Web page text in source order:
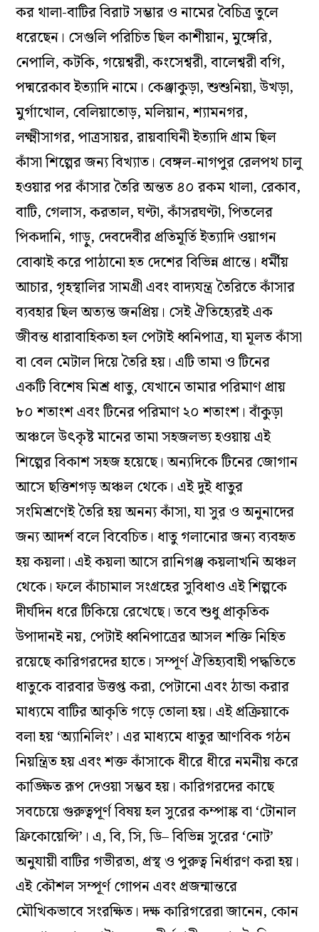
কর থালা-বাটির বিরাট সম্ভার ও নামের বৈচিত্র তুলে
ধরেছেন। সেগুলি পরিচিত ছিল কাশীয়ান, মুঙ্গেরি,
নেপালি, কটকি, গয়েশ্বরী, কংসেশ্বরী, বালেশ্বরী বগি,
পদ্মরেকাব ইত্যাদি নামে। কেঞ্জাকুড়া, শুশুনিয়া, উখড়া,
মুর্গাখোল, বেলিয়াতোড়, মলিয়ান, শ্যামনগর,
লক্ষ্মীসাগর, পাত্রসায়র, রায়বাঘিনী ইত্যাদি গ্রাম ছিল
কাঁসা শিল্পের জন্য বিখ্যাত। বেঙ্গল-নাগপুর রেলপথ চালু
হওয়ার পর কাঁসার তৈরি অন্তত ৪০ রকম থালা, রেকাব,
বাটি, গেলাস, করতাল, ঘণ্টা, কাঁসরঘণ্টা, পিতলের
পিকদানি, গাড়ু, দেবদেবীর প্রতিমূর্তি ইত্যাদি ওয়াগন
বোঝাই করে পাঠানো হত দেশের বিভিন্ন প্রান্তে। ধর্মীয়
আচার, গৃহস্থালির সামগ্রী এবং বাদ্যযন্ত্র তৈরিতে কাঁসার
ব্যবহার ছিল অত্যন্ত জনপ্রিয়। সেই ঐতিহ্যেরই এক
জীবন্ত ধারাবাহিকতা হল পেটাই ধ্বনিপাত্র, যা মূলত কাঁসা
বা বেল মেটাল দিয়ে তৈরি হয়। এটি তামা ও টিনের
একটি বিশেষ মিশ্র ধাতু, যেখানে তামার পরিমাণ প্রায়
৮০ শতাংশ এবং টিনের পরিমাণ ২০ শতাংশ। বাঁকুড়া
অঞ্চলে উৎকৃষ্ট মানের তামা সহজলভ্য হওয়ায় এই
শিল্পের বিকাশ সহজ হয়েছে। অন্যদিকে টিনের জোগান
আসে ছত্তিশগড় অঞ্চল থেকে। এই দুই ধাতুর
সংমিশ্রণেই তৈরি হয় অনন্য কাঁসা, যা সুর ও অনুনাদের
জন্য আদর্শ বলে বিবেচিত। ধাতু গলানোর জন্য ব্যবহৃত
হয় কয়লা। এই কয়লা আসে রানিগঞ্জ কয়লাখনি অঞ্চল
থেকে। ফলে কাঁচামাল সংগ্রহের সুবিধাও এই শিল্পকে
দীর্ঘদিন ধরে টিকিয়ে রেখেছে। তবে শুধু প্রাকৃতিক
উপাদানই নয়, পেটাই ধ্বনিপাত্রের আসল শক্তি নিহিত
রয়েছে কারিগরদের হাতে। সম্পূর্ণ ঐতিহ্যবাহী পদ্ধতিতে
ধাতুকে বারবার উত্তপ্ত করা, পেটানো এবং ঠান্ডা করার
মাধ্যমে বাটির আকৃতি গড়ে তোলা হয়। এই প্রক্রিয়াকে
বলা হয় ‘অ্যানিলিং’। এর মাধ্যমে ধাতুর আণবিক গঠন
নিয়ন্ত্রিত হয় এবং শক্ত কাঁসাকে ধীরে ধীরে নমনীয় করে
কাঙ্ক্ষিত রূপ দেওয়া সম্ভব হয়। কারিগরদের কাছে
সবচেয়ে গুরুত্বপূর্ণ বিষয় হল সুরের কম্পাঙ্ক বা ‘টোনাল
ফ্রিকোয়েন্সি’। এ, বি, সি, ডি– বিভিন্ন সুরের ‘নোট’
অনুযায়ী বাটির গভীরতা, প্রস্থ ও পুরুত্ব নির্ধারণ করা হয়।
এই কৌশল সম্পূর্ণ গোপন এবং প্রজন্মান্তরে
মৌখিকভাবে সংরক্ষিত। দক্ষ কারিগরেরা জানেন, কোন